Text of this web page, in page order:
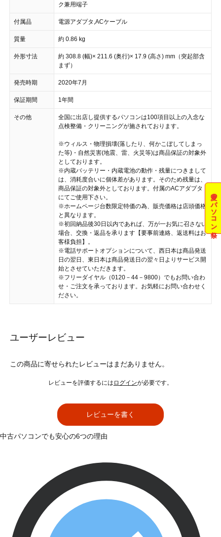
ク兼用端子
付属品 電源アダプタ,ACケーブル
質量 約 0.86 kg
外形寸法
約 308.8 (幅)× 211.6 (奥行)× 17.9 (高さ) mm（突起部含
まず）
発売時期 2020年7月
保証期間 1年間
その他
全国に出店し提供するパソコンは100項目以上の入念な
点検整備・クリーニングが施されております。
※ウィルス・物理損壊(落したり、何かこぼしてしまっ
た等)・自然災害(地震、雷、火災等)は商品保証の対象外
としております。
※内蔵バッテリー・内蔵電池の動作・残量につきまして
は、消耗度合いに個体差があります。そのため残量は、
商品保証の対象外としております。付属のACアダプタ
にてご使用下さい。
※ホームページ台数限定特価の為、販売価格は店頭価格
と異なります。
※初回納品後30日以内であれば、万が一お気に召さない
場合、交換・返品を承ります【要事前連絡、返送料はお
客様負担】。
※電話サポートオプションについて、西日本は商品発送
日の翌日、東日本は商品発送日の翌々日よりサービス開
始とさせていただきます。
※フリーダイヤル（0120－44－9800）でもお問い合わ
せ・ご注文を承っております。お気軽にお問い合わせく
ださい。
ユーザーレビュー
この商品に寄せられたレビューはまだありません。
レビューを評価するには ログインが必要です。
レビューを書く
夏のパソコン祭
中古パソコンでも安心の6つの理由